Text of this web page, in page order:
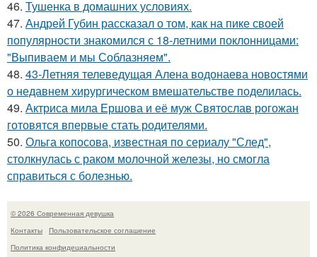
46. Тушенка в домашних условиях.
47. Андрей Губин рассказал о том, как на пике своей
популярности знакомился с 18-летними поклонницами:
"Выпиваем и мы Соблазняем".
48. 43-Летняя телеведущая Алена водонаева новостями
о недавнем хирургическом вмешательстве поделилась.
49. Актриса мила Ершова и её муж Святослав рогожан
готовятся впервые стать родителями.
50. Ольга копосова, известная по сериалу "След",
столкнулась с раком молочной железы, но смогла
справиться с болезнью.
© 2026 Современная девушка
Контакты
Пользовательское соглашение
Политика конфидециальности